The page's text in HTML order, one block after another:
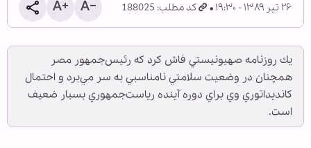
۲۶ تیر ۱۳۸۹ - ۱۹:۳۰ کد مطلب: 188025
يك روزنامه صهيونيستي فاش كرد كه رئيس‌جمهور مصر
همچنان در وضعيت سلامتي نامناسبي به سر مي‌برد و احتمال
كانديداتوري وي براي دوره آينده رياست‌جمهوري بسيار ضعيف
است.